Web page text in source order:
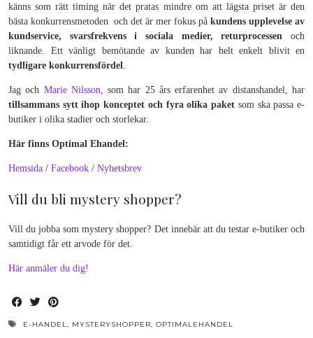
känns som rätt timing när det pratas mindre om att lägsta priset är den
bästa konkurrensmetoden och det är mer fokus på kundens upplevelse av
kundservice, svarsfrekvens i sociala medier, returprocessen och
liknande. Ett vänligt bemötande av kunden har helt enkelt blivit en
tydligare konkurrensfördel
Jag och Marie Nilsson , som har 25 års erfarenhet av distanshandel, har
tillsammans sytt ihop konceptet och fyra olika paket som ska passa e-
butiker i olika stadier och storlekar.
Här finns Optimal Ehandel:
Hemsida / Facebook / Nyhetsbrev
Vill du bli mystery shopper?
Vill du jobba som mystery shopper? Det innebär att du testar e-butiker och
samtidigt får ett arvode för det.
Här anmäler du dig!
E-HANDEL, MYSTERYSHOPPER, OPTIMALEHANDEL